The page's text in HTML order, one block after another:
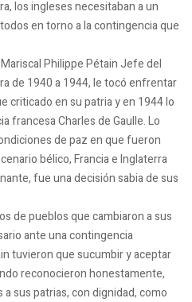
los ingleses necesitaban a un
en torno a la contingencia que
Philippe Pétain Jefe del
de 1940 a 1944, le tocó enfrentar
criticado en su patria y en 1944 lo
francesa Charles de Gaulle. Lo
de paz en que fueron
bélico, Francia e Inglaterra
fue una decisión sabia de sus
de pueblos que cambiaron a sus
ante una contingencia
tuvieron que sucumbir y aceptar
reconocieron honestamente,
sus patrias, con dignidad, como